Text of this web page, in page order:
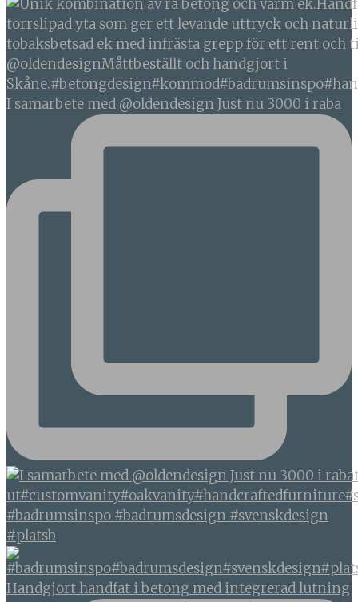
I samarbete med @oldendesign Just nu 3000 i raba
#badrumsinspo #badrumsdesign #svenskdesign
#platsb
Handgjort handfat i betong med integrerad lutning